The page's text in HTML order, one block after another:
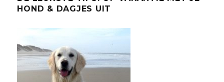
(of
HOND & DAGJES UIT